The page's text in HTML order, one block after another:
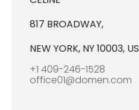
817 BROADWAY,
NEW YORK, NY 10003, US
+1 409-246-1528
office01@domen.com